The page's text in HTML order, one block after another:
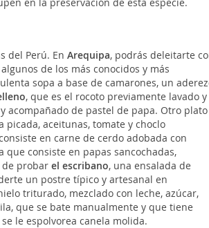
del Perú. En Arequipa, podrás deleitarte
de los más conocidos y más
sopa a base de camarones, un
, que es el rocoto previamente lavado y
acompañado de pastel de papa. Otro plato
picada, aceitunas, tomate y choclo
en carne de cerdo adobada con
que consiste en papas sancochadas,
de probar el escribano, una ensalada de
un postre típico y artesanal en
triturado, mezclado con leche, azúcar,
que se bate manualmente y que tiene
le espolvorea canela molida.